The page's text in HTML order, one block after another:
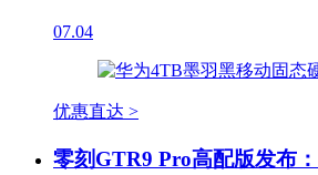
07.04
优惠直达 >
零刻GTR9 Pro高配版发布